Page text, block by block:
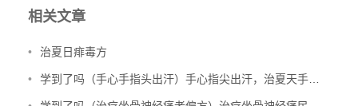
相关文章
• 治夏日痱毒方
• 学到了吗（手心手指头出汗）手心指尖出汗，治夏天手心出汗、暴皮、手指肚鼓胀偏方，